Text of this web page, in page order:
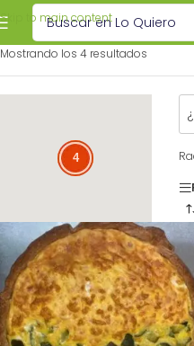
Skip to main content
Mostrando los 4 resultados
4
4